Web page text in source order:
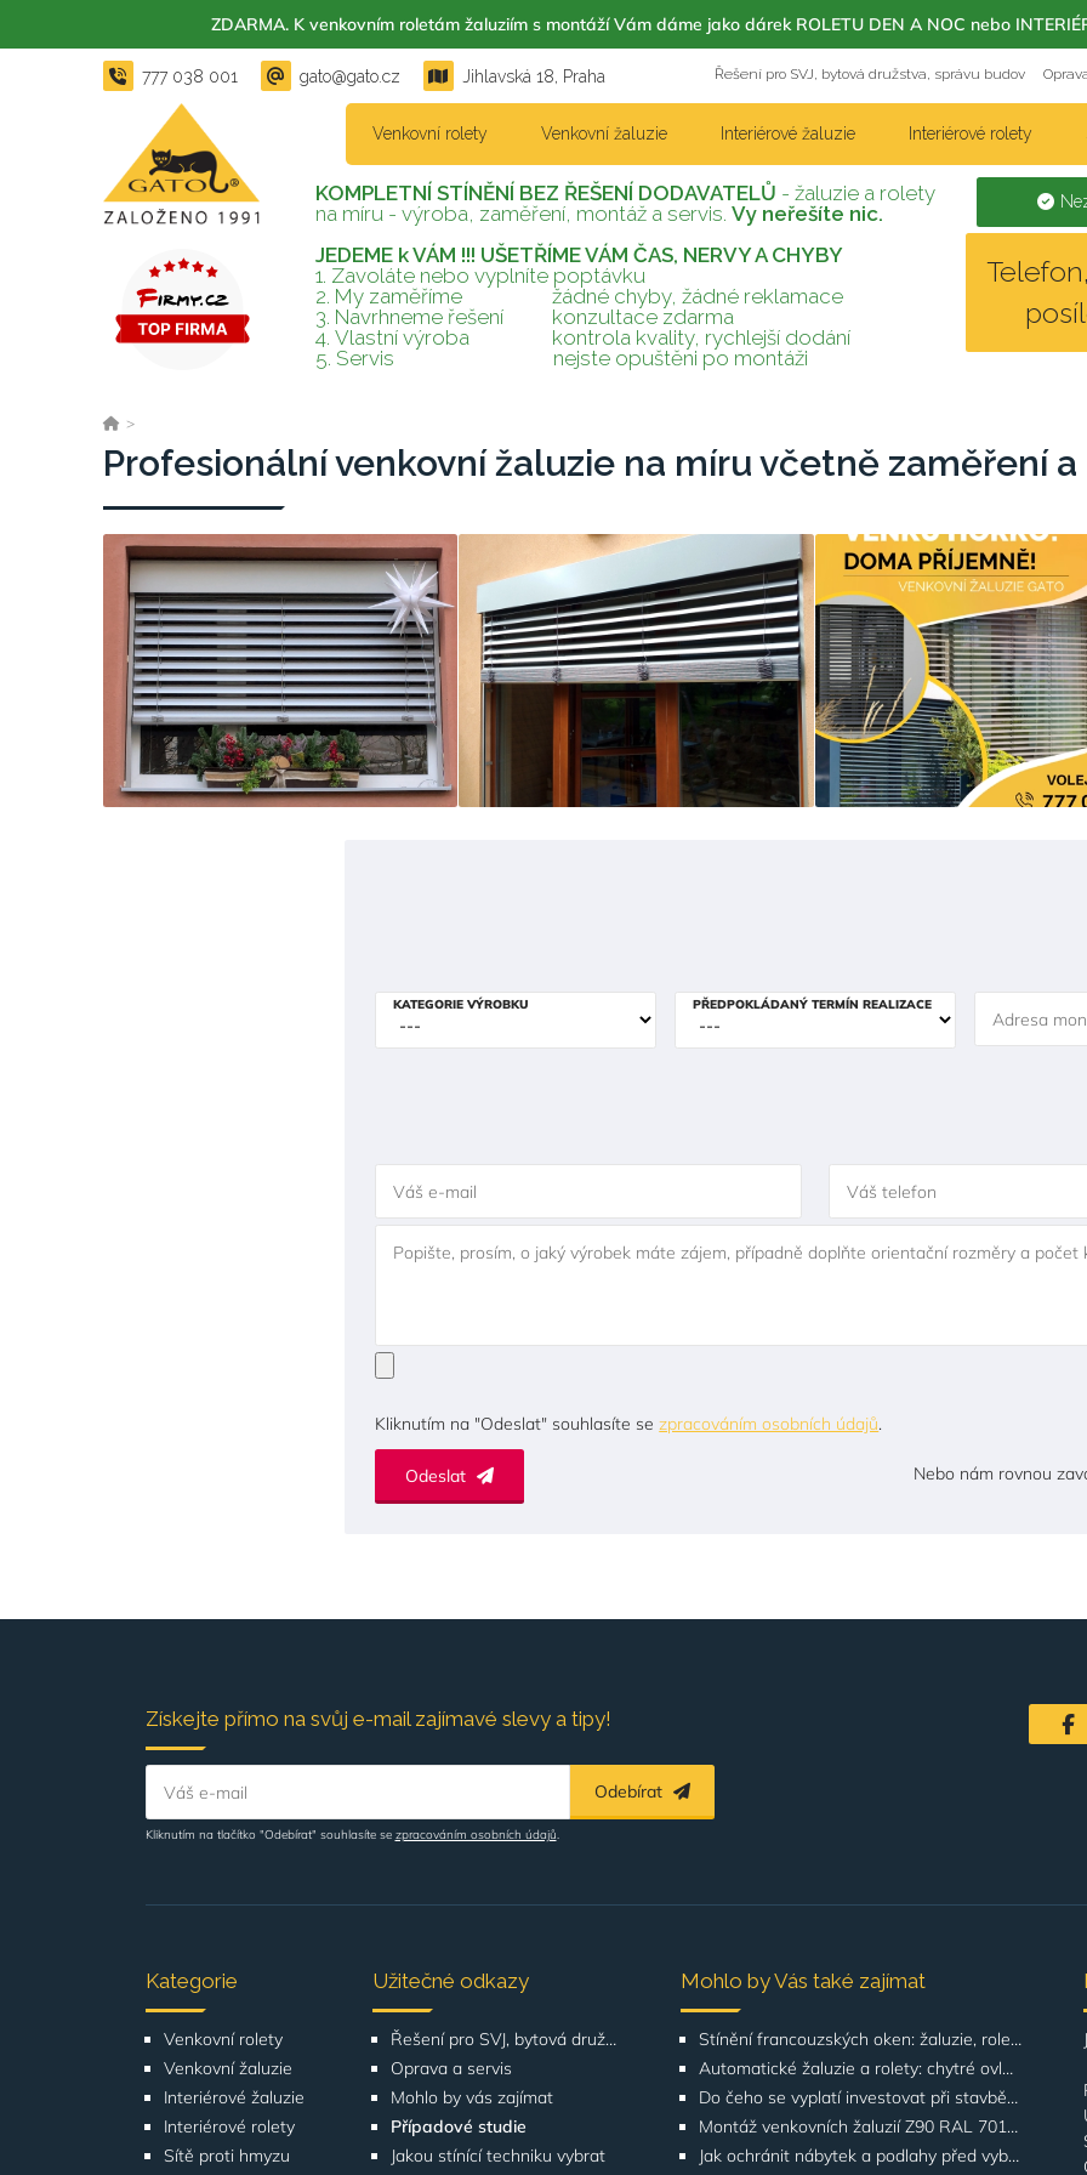
777 038 001 gato@gato.cz Jihlavská 18, Praha Řešení pro SVJ, bytová družstva, správu budov
Venkovní rolety Venkovní žaluzie Interiérové žaluzie Interiérové rolety
KOMPLETNÍ STÍNĚNÍ BEZ ŘEŠENÍ DODAVATELŮ - žaluzie a rolety
na míru - výroba, zaměření, montáž a servis. Vy neřešíte nic.
JEDEME k VÁM !!! UŠETŘÍME VÁM ČAS, NERVY A CHYBY
1. Zavoláte nebo vyplníte poptávku
2. My zaměříme
žádné chyby, žádné reklamace
3. Navrhneme řešení
konzultace zdarma
4. Vlastní výroba
kontrola kvality, rychlejší dodání
5. Servis nejste opuštěni po montáži
>
Profesionální venkovní žaluzie na míru včetně zaměření a
KATEGORIE VÝROBKU PŘEDPOKLÁDANÝ TERMÍN REALIZACE
Adresa
Váš e-mail Váš telefon
Popište, prosím, o jaký výrobek máte zájem, případně doplňte orientační rozměry a počet
Kliknutím na "Odeslat" souhlasíte sezpracováním osobních údajů.
Nebo nám rovnou
Odeslat
Získejte přímo na svůj e-mail zajímavé slevy a tipy!
Váš e-mail Odebírat
Kliknutím na tlačítko "Odebírat" souhlasíte se zpracováním osobních údajů.
Kategorie
Venkovní rolety
Venkovní žaluzie
Interiérové žaluzie
Interiérové rolety
Sítě proti hmyzu
Užitečné odkazy
Řešení pro SVJ, bytová družstva, správu budov
Oprava a servis
Mohlo by vás zajímat
Případové studie
Jakou stínící techniku vybrat
Mohlo by Vás také zajímat
Stínění francouzských oken: žaluzie, rolety, screeny | GATO
Automatické žaluzie a rolety: chytré ovládání | GATO
Do čeho se vyplatí investovat při stavbě domu? Odborníci upozorňují na stínění oken
Montáž venkovních žaluzií Z90 RAL 7016 na rodinných domech | Případová studie
Jak ochránit nábytek a podlahy před vyblednutím od slunce
ZDARMA. K venkovním roletám žaluziím s montáží Vám dáme jako dárek ROLETU DEN A NOC nebo